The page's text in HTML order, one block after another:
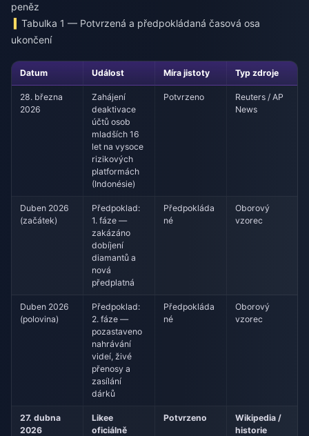
peněz
Tabulka 1 — Potvrzená a předpokládaná časová osa
ukončení
Datum Událost Míra jistoty Typ zdroje
28. března
2026
Zahájení
deaktivace
účtů osob
mladších 16
let na vysoce
rizikových
platformách
(Indonésie)
Potvrzeno
Reuters / AP
News
Duben 2026
(začátek)
Předpoklad:
1. fáze —
zakázáno
dobíjení
diamantů a
nová
předplatná
Předpokláda
né
Oborový
vzorec
Duben 2026
(polovina)
Předpoklad:
2. fáze —
pozastaveno
nahrávání
videí, živé
přenosy a
zasílání
dárků
Předpokláda
né
Oborový
vzorec
27. dubna
2026
Likee
oficiálně
Potvrzeno
Wikipedia /
historie